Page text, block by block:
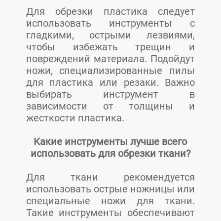
Для обрезки пластика следует
использовать инструменты с
гладкими, острыми лезвиями,
чтобы избежать трещин и
повреждений материала. Подойдут
ножи, специализированные пилы
для пластика или резаки. Важно
выбирать инструмент в
зависимости от толщины и
жесткости пластика.
Какие инструменты лучше всего
использовать для обрезки ткани?
Для ткани рекомендуется
использовать острые ножницы или
специальные ножи для ткани.
Такие инструменты обеспечивают